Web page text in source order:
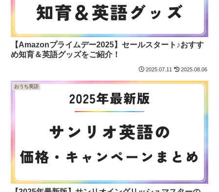
【Amazonプライムデー2025】セールスタート♪おすす
め知育＆英語グッズをご紹介！
2025.07.11 2025.08.06
おうち英語